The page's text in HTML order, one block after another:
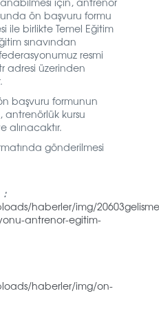
ön başvuru formu
ile birlikte Temel Eğitim
sınavından
resmi
adresi üzerinden
başvuru formunun
antrenörlük kursu
alınacaktır.
gönderilmesi
:
haberler/img/
antrenor-egitim-
haberler/img/on-